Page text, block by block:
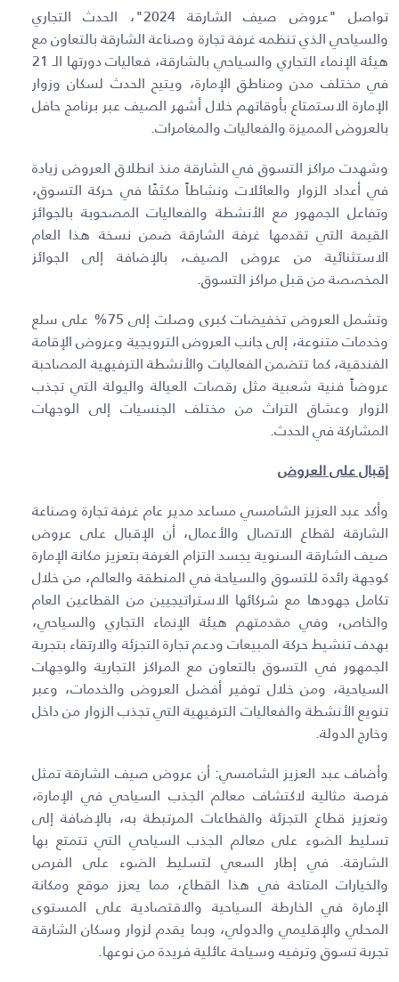
تواصل "عروض صيف الشارقة 2024"، الحدث التجاري
والسياحي الذي تنظمه غرفة تجارة وصناعة الشارقة بالتعاون مع
هيئة الإنماء التجاري والسياحي بالشارقة، فعاليات دورتها الـ 21
في مختلف مدن ومناطق الإمارة، ويتيح الحدث لسكان وزوار
الإمارة الاستمتاع بأوقاتهم خلال أشهر الصيف عبر برنامج حافل
بالعروض المميزة والفعاليات والمغامرات.
وشهدت مراكز التسوق في الشارقة منذ انطلاق العروض زيادة
في أعداد الزوار والعائلات ونشاطاً مكثفًا في حركة التسوق،
وتفاعل الجمهور مع الأنشطة والفعاليات المصحوبة بالجوائز
القيمة التي تقدمها غرفة الشارقة ضمن نسخة هذا العام
الاستثنائية من عروض الصيف، بالإضافة إلى الجوائز
المخصصة من قبل مراكز التسوق.
وتشمل العروض تخفيضات كبرى وصلت إلى 75% على سلع
وخدمات متنوعة، إلى جانب العروض الترويجية وعروض الإقامة
الفندقية، كما تتضمن الفعاليات والأنشطة الترفيهية المصاحبة
عروضاً فنية شعبية مثل رقصات العيالة واليولة التي تجذب
الزوار وعشاق التراث من مختلف الجنسيات إلى الوجهات
المشاركة في الحدث.
إقبال على العروض
وأكد عبد العزيز الشامسي مساعد مدير عام غرفة تجارة وصناعة
الشارقة لقطاع الاتصال والأعمال، أن الإقبال على عروض
صيف الشارقة السنوية يجسد التزام الغرفة بتعزيز مكانة الإمارة
كوجهة رائدة للتسوق والسياحة في المنطقة والعالم، من خلال
تكامل جهودها مع شركائها الاستراتيجيين من القطاعين العام
والخاص، وفي مقدمتهم هيئة الإنماء التجاري والسياحي،
بهدف تنشيط حركة المبيعات ودعم تجارة التجزئة والارتقاء بتجربة
الجمهور في التسوق بالتعاون مع المراكز التجارية والوجهات
السياحية، ومن خلال توفير أفضل العروض والخدمات، وعبر
تنويع الأنشطة والفعاليات الترفيهية التي تجذب الزوار من داخل
وخارج الدولة.
وأضاف عبد العزيز الشامسي: أن عروض صيف الشارقة تمثل
فرصة مثالية لاكتشاف معالم الجذب السياحي في الإمارة،
وتعزيز قطاع التجزئة والقطاعات المرتبطة به، بالإضافة إلى
تسليط الضوء على معالم الجذب السياحي التي تتمتع بها
الشارقة. في إطار السعي لتسليط الضوء على الفرص
والخيارات المتاحة في هذا القطاع، مما يعزز موقع ومكانة
الإمارة في الخارطة السياحية والاقتصادية على المستوى
المحلي والإقليمي والدولي، وبما يقدم لزوار وسكان الشارقة
تجربة تسوق وترفيه وسياحة عائلية فريدة من نوعها.